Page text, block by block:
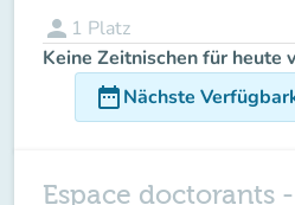
person 1 Platz
Keine Zeitnischen für heute
date_rangeNächste
Espace doctorants